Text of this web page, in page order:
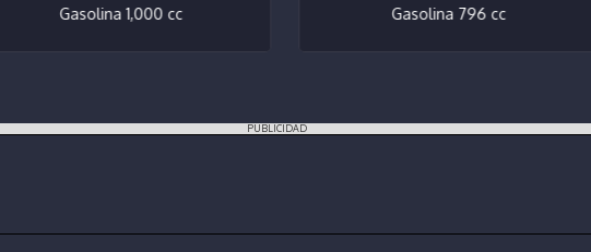
Gasolina 1,000 cc Gasolina 796 cc
PUBLICIDAD